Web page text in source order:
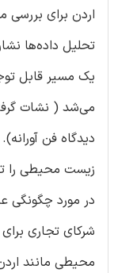
اردن برای بررسی
تحلیل داده‌ها
یک مسیر قابل
می‌شد ( نشات
دیدگاه فن
زیست محیطی را
در مورد چگونگی
شرکای تجاری
محیطی مانند